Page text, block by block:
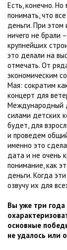
Есть, конечно.
понимать, что
деньги. При
ничего не брали
крупнейших
это делали на
отмечать. От
экономическим
Мая: сократим
концерт для
Международный
силами детских
будет, для
и проведем
именно это
дата и не очень
понимание, как
деньги. Когда
озвучу их для
Вы уже три
основные
не удалось или